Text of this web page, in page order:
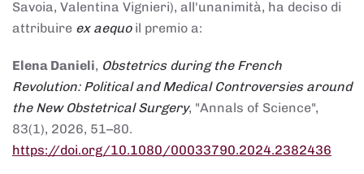
Savoia, Valentina Vignieri), all'unanimità, ha deciso di
attribuire ex aequoil premio a:
Elena Danieli, Obstetrics during the French
Revolution: Political and Medical Controversies around
the New Obstetrical Surgery, "Annals of Science",
83(1), 2026, 51–80.
https://doi.org/10.1080/00033790.2024.2382436